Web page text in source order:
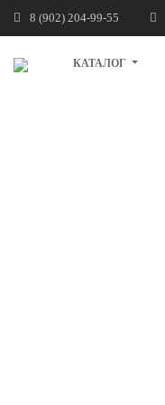
8 (902) 204-99-55
КАТАЛОГ